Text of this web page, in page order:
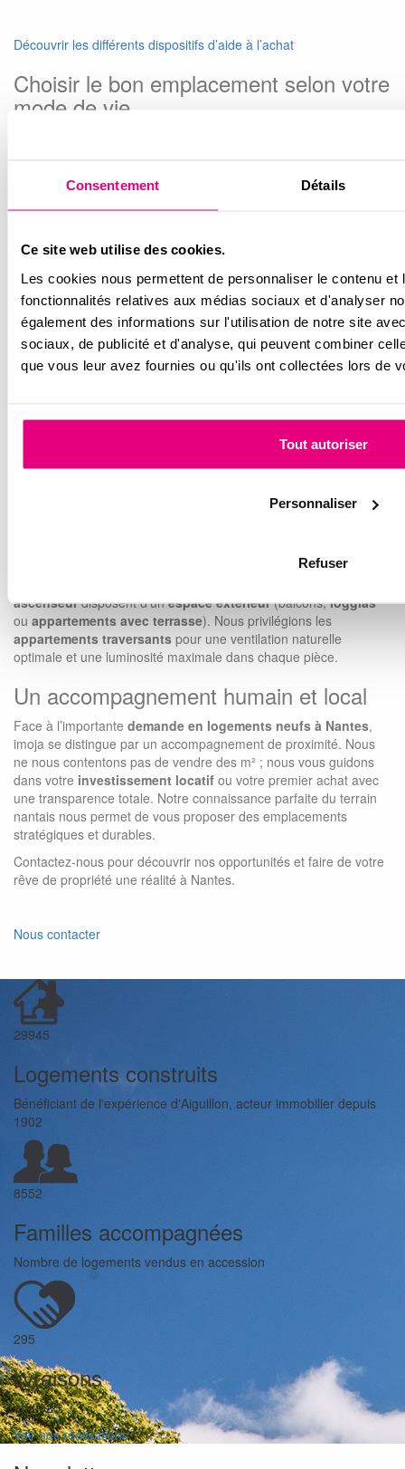
Consentement Détails
Ce site web utilise des cookies.
Les cookies nous permettent de personnaliser le contenu
fonctionnalités relatives aux médias sociaux et d'analyser
également des informations sur l'utilisation de notre site
sociaux, de publicité et d'analyse, qui peuvent combiner
que vous leur avez fournies ou qu'ils ont collectées lors de
Tout autoriser
Personnaliser
Refuser
Découvrir les différents dispositifs d’aide à l’achat
Choisir le bon emplacement selon votre
mode de vie
vous proposons un large choix d’appartements neufs, allant
desrésidences intimesaux ensembles plus urbains, offrant
Les étapes clés de l’achat immobilier
De la signature du contrat de réservation à la remise des clés,
chaque étape est balisée. Nous veillons à ce que vous soyez
informés en temps réel de l’avancée des travaux de votre futur
chez-vous.
votre achat à Nantes ?
projet de vie dans la région nantaise.
Une sélection rigoureuse de biens
pensés pour le
ascenseurdisposent d’unespace extérieur(balcons,loggias
ou appartements avec terrasse). Nous privilégions les
appartements traversants pour une ventilation naturelle
optimale et une luminosité maximale dans chaque pièce.
Un accompagnement humain et local
Face à l’importante demande en logements neufs à Nantes,
imoja se distingue par un accompagnement de proximité. Nous
ne nous contentons pas de vendre des m² ; nous vous guidons
dans votre investissement locatif ou votre premier achat avec
une transparence totale. Notre connaissance parfaite du terrain
nantais nous permet de vous proposer des emplacements
stratégiques et durables.
Contactez-nous pour découvrir nos opportunités et faire de votre
rêve de propriété une réalité à Nantes.
Nous contacter
29945
Logements construits
Bénéficiant de l'expérience d'Aiguillon, acteur immobilier depuis
1902
8552
Familles accompagnées
Nombre de logements vendus en accession
295
livraisons
en 2025
Voir nos réalisations